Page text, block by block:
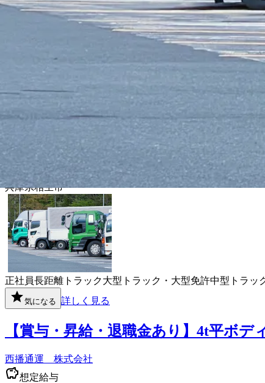
アルバイトトラック小型トラック・普通免許未経験者歓迎
【賞与・昇給・退職金あり】大型車
有限会社 舞子運送
月給￥194,000〜￥323,000
勤務時間
午前6時〜午後3時
勤務地
兵庫県相生市
正社員長距離 トラック大型トラック・大型免許中型トラッ
気になる 詳しく見る
【賞与・昇給・退職金あり】4t平ボ
西播通運 株式会社
想定給与